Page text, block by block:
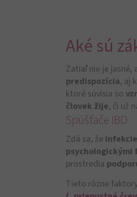
Aké sú
Zatiaľ nie je jasné,
predispozícia, aj
ktoré súvisia so
človek žije, či už
Spúšťače IBD
Zdá sa, že
psychologickými
prostredia
Tieto rôzne